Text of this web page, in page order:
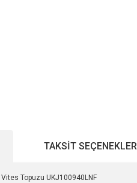
TAKSIT
Topuzu UKJ100940LNF